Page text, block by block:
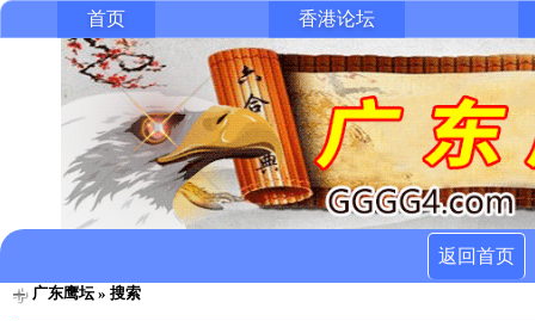
首页 香港论坛
返回首页
广东鹰坛» 搜索